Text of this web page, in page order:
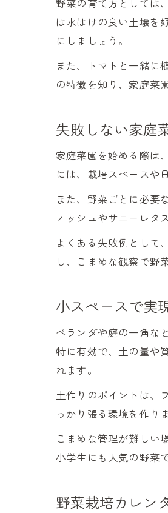
野菜の育て方としては
は水はけの良い土壌を
にしましょう。
また、トマトと一緒に
の特徴を知り、家庭菜
失敗しない家庭
家庭菜園を始める際は
には、栽培スペースや
また、野菜ごとに必要
ィッシュやサニーレタ
よくある失敗例として
し、こまめな観察で野
小スペースで実
ベランダや庭の一角な
特に有効で、土の量や
れます。
土作りのポイントは、
っかり張る環境を作り
こまめな管理が難しい
小学生にも人気の野菜
野菜栽培カレン